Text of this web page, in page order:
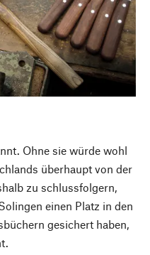
Ohne sie würde wohl
überhaupt von der
zu schlussfolgern,
einen Platz in den
gesichert haben,
Nach oben